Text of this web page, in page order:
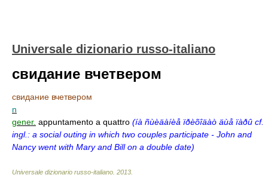
Universale dizionario russo-italiano
свидание вчетвером
свидание вчетвером
n
gener. appuntamento a quattro (íà ñùèäàíèå ïðèõîäàò äùå ïàðû cf.
ingl.: a social outing in which two couples participate - John and
Nancy went with Mary and Bill on a double date)
Universale dizionario russo-italiano 2013